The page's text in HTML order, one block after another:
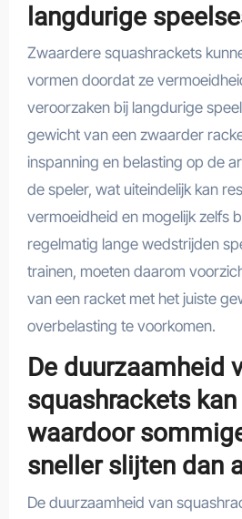
langdurige
Zwaardere squashrackets
vormen doordat ze
veroorzaken bij langdurige
gewicht van een zwaarder
inspanning en belasting op de
de speler, wat uiteindelijk kan
vermoeidheid en mogelijk zelfs
regelmatig lange wedstrijden
trainen, moeten daarom
van een racket met het juiste
overbelasting te voorkomen.
De duurzaamheid
squashrackets
waardoor
sneller slijten dan
De duurzaamheid van